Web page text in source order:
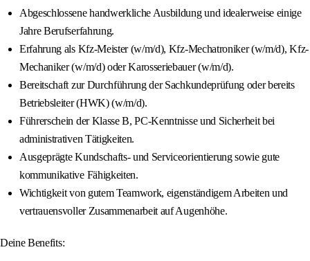
Abgeschlossene handwerkliche Ausbildung und idealerweise einige
Jahre Berufserfahrung.
Erfahrung als Kfz-Meister (w/m/d), Kfz-Mechatroniker (w/m/d), Kfz-
Mechaniker (w/m/d) oder Karosseriebauer (w/m/d).
Bereitschaft zur Durchführung der Sachkundeprüfung oder bereits
Betriebsleiter (HWK) (w/m/d).
Führerschein der Klasse B, PC-Kenntnisse und Sicherheit bei
administrativen Tätigkeiten.
Ausgeprägte Kundschafts- und Serviceorientierung sowie gute
kommunikative Fähigkeiten.
Wichtigkeit von gutem Teamwork, eigenständigem Arbeiten und
vertrauensvoller Zusammenarbeit auf Augenhöhe.
Deine Benefits: